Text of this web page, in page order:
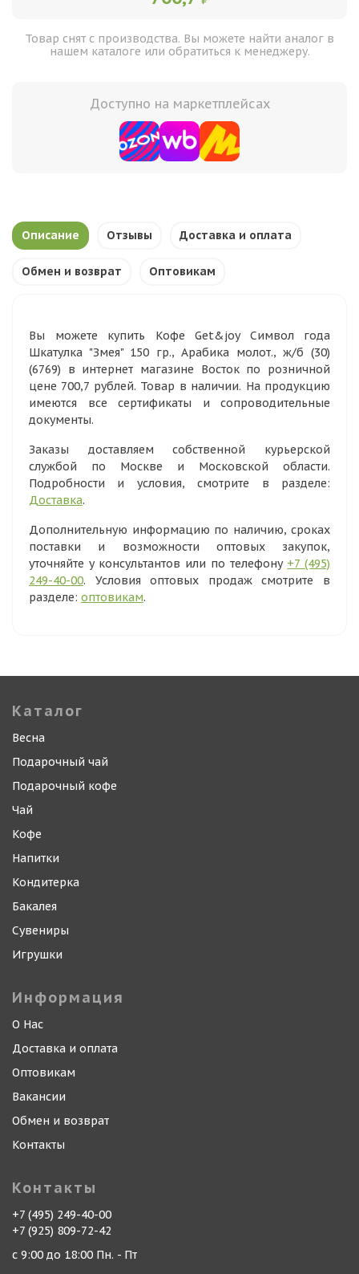
Товар снят с производства. Вы можете найти аналог в
нашем каталоге или обратиться к менеджеру.
Доступно на маркетплейсах
Описание Отзывы Доставка и оплата
Обмен и возврат Оптовикам
Вы можете купить Кофе Get&joy Символ года
Шкатулка "Змея" 150 гр., Арабика молот., ж/б (30)
(6769) в интернет магазине Восток по розничной
цене 700,7 рублей. Товар в наличии. На продукцию
имеются все сертификаты и сопроводительные
документы.
Заказы доставляем собственной курьерской
службой по Москве и Московской области.
Подробности и условия, смотрите в разделе:
Доставка.
Дополнительную информацию по наличию, сроках
поставки и возможности оптовых закупок,
уточняйте у консультантов или по телефону +7 (495)
249-40-00. Условия оптовых продаж смотрите в
разделе: оптовикам.
Каталог
Весна
Подарочный чай
Подарочный кофе
Чай
Кофе
Напитки
Кондитерка
Бакалея
Сувениры
Игрушки
Информация
О Нас
Доставка и оплата
Оптовикам
Вакансии
Обмен и возврат
Контакты
Контакты
+7 (495) 249-40-00
+7 (925) 809-72-42
с 9:00 до 18:00 Пн. - Пт